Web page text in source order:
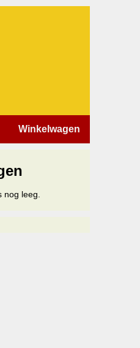
Winkelwagen
nog leeg.